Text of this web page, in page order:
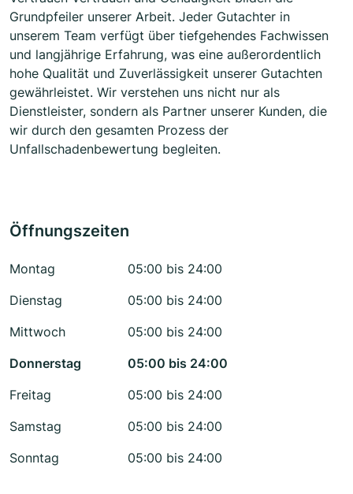
Grundpfeiler unserer Arbeit. Jeder Gutachter in
unserem Team verfügt über tiefgehendes Fachwissen
und langjährige Erfahrung, was eine außerordentlich
hohe Qualität und Zuverlässigkeit unserer Gutachten
gewährleistet. Wir verstehen uns nicht nur als
Dienstleister, sondern als Partner unserer Kunden, die
wir durch den gesamten Prozess der
Unfallschadenbewertung begleiten.
Öffnungszeiten
Montag
05:00 bis 24:00
Dienstag
05:00 bis 24:00
Mittwoch
05:00 bis 24:00
Donnerstag
05:00 bis 24:00
Freitag
05:00 bis 24:00
Samstag
05:00 bis 24:00
Sonntag
05:00 bis 24:00